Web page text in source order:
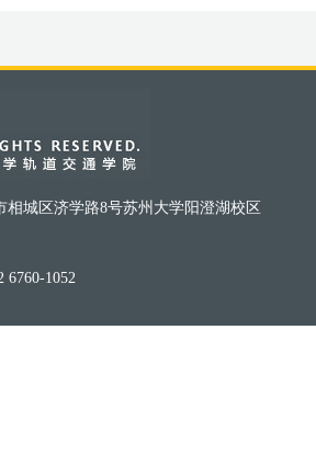
相城区济学路8号苏州大学阳澄湖校区
6760-1052